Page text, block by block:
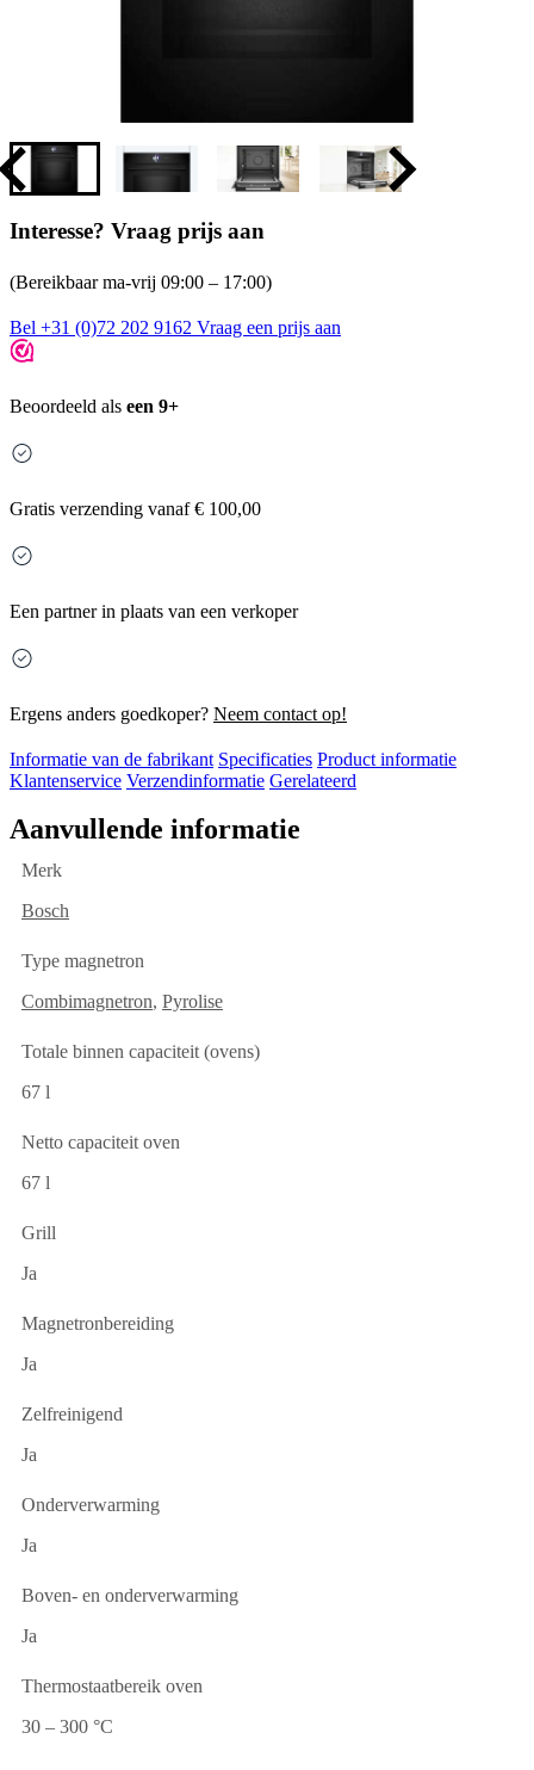
Interesse? Vraag prijs aan
(Bereikbaar ma-vrij 09:00 – 17:00)
Bel +31 (0)72 202 9162 Vraag een prijs aan
Beoordeeld als een 9+
Gratis verzending vanaf € 100,00
Een partner in plaats van een verkoper
Ergens anders goedkoper? Neem contact op!
Informatie van de fabrikant Specificaties Product informatie
Klantenservice Verzendinformatie Gerelateerd
Aanvullende informatie
Merk
Bosch
Type magnetron
Combimagnetron, Pyrolise
Totale binnen capaciteit (ovens)
67 l
Netto capaciteit oven
67 l
Grill
Ja
Magnetronbereiding
Ja
Zelfreinigend
Ja
Onderverwarming
Ja
Boven- en onderverwarming
Ja
Thermostaatbereik oven
30 – 300 °C